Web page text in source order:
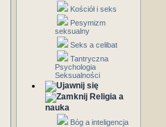
Kościół i seks
Pesymizm
seksualny
Seks a celibat
Tantryczna
Psychologia
Seksualności
Religia a
nauka
Bóg a inteligencja